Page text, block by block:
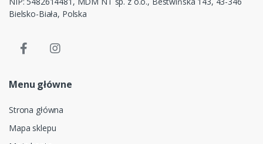
Bielsko-Biała, Polska
Menu główne
Strona główna
Mapa sklepu